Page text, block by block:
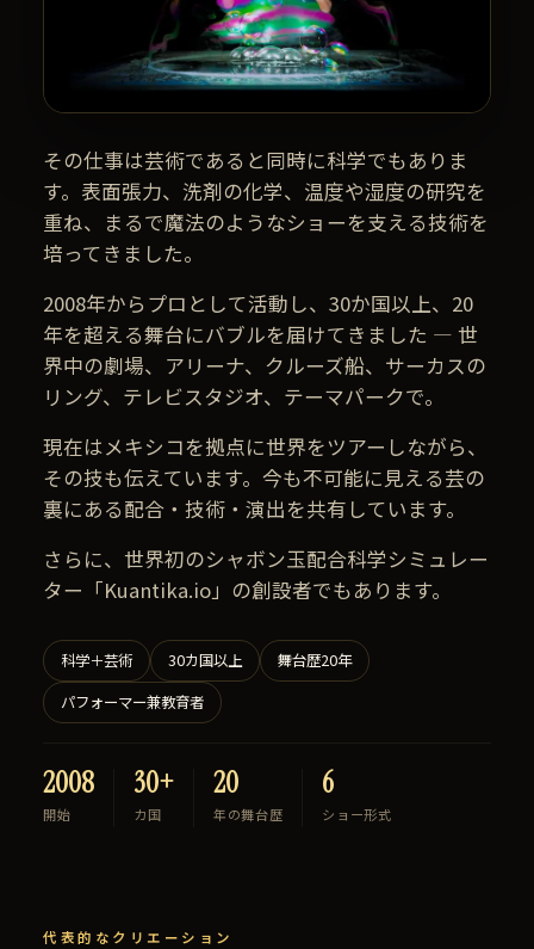
その仕事は芸術であると同時に科学でもありま
す。表面張力、洗剤の化学、温度や湿度の研究を
重ね、まるで魔法のようなショーを支える技術を
培ってきました。
2008年からプロとして活動し、30か国以上、20
年を超える舞台にバブルを届けてきました — 世
界中の劇場、アリーナ、クルーズ船、サーカスの
リング、テレビスタジオ、テーマパークで。
現在はメキシコを拠点に世界をツアーしながら、
その技も伝えています。今も不可能に見える芸の
裏にある配合・技術・演出を共有しています。
さらに、世界初のシャボン玉配合科学シミュレー
ター「Kuantika.io」の創設者でもあります。
科学＋芸術 30カ国以上
舞台歴20年
パフォーマー兼教育者
2008
開始
30+
カ国
20
年の舞台歴
6
ショー形式
代表的なクリエーション